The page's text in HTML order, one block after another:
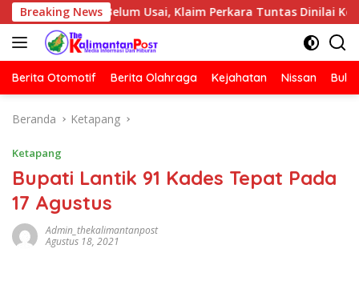
Langsung
ke
konten
Breaking News
Belum Usai, Klaim Perkara Tuntas Dinilai Keliru
Berita Otomotif Berita Olahraga Kejahatan Nissan
Beranda Ketapang
Ketapang
Bupati Lantik 91 Kades Tepat Pada
17 Agustus
Admin_thekalimantanpost
Agustus 18, 2021